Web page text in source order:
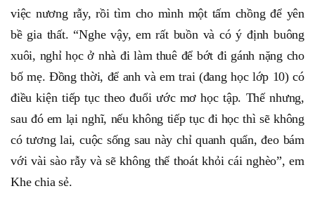
việc nương rẫy, rồi tìm cho mình một tấm chồng để yên
bề gia thất. “Nghe vậy, em rất buồn và có ý định buông
xuôi, nghỉ học ở nhà đi làm thuê để bớt đi gánh nặng cho
bố mẹ. Đồng thời, để anh và em trai (đang học lớp 10) có
điều kiện tiếp tục theo đuổi ước mơ học tập. Thế nhưng,
sau đó em lại nghĩ, nếu không tiếp tục đi học thì sẽ không
có tương lai, cuộc sống sau này chỉ quanh quẩn, đeo bám
với vài sào rẫy và sẽ không thể thoát khỏi cái nghèo”, em
Khe chia sẻ.